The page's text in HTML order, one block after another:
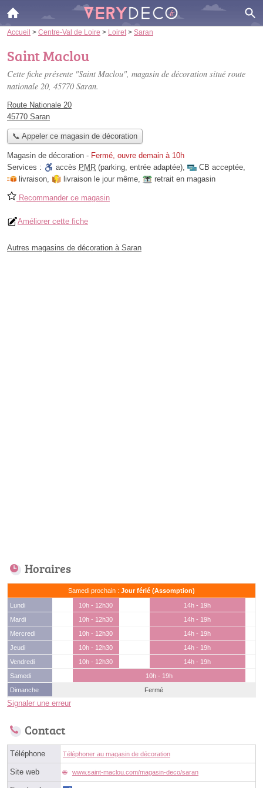
Accueil > Centre-Val de Loire > Loiret > Saran
Saint Maclou
Cette fiche présente "Saint Maclou", magasin de décoration situé route
nationale 20, 45770 Saran.
Route Nationale 20
45770 Saran
📞 Appeler ce magasin de décoration
Magasin de décoration - Fermé, ouvre demain à 10h
Services :
accès PMR (parking, entrée adaptée), CB acceptée,
livraison, livraison le jour même, retrait en magasin
Recommander ce magasin
Améliorer cette fiche
Autres magasins de décoration à Saran
Horaires
Samedi prochain : Jour férié (Assomption)
Lundi 10h - 12h30
14h - 19h
Mardi
10h - 12h30
14h - 19h
Mercredi
10h - 12h30
14h - 19h
Jeudi
10h - 12h30
14h - 19h
Vendredi
10h - 12h30
14h - 19h
Samedi
10h - 19h
Dimanche
Fermé
Signaler une erreur
Contact
Téléphone Téléphoner au magasin de décoration
Site web www.saint-maclou.com/magasin-deco/saran